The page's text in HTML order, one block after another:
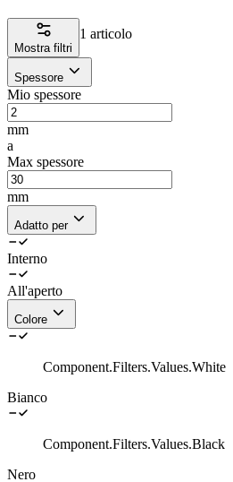
Mostra filtri
1 articolo
Spessore
Mio spessore
mm
a
Max spessore
mm
Adatto per
Interno
All'aperto
Colore
Component.Filters.Values.White
Bianco
Component.Filters.Values.Black
Nero